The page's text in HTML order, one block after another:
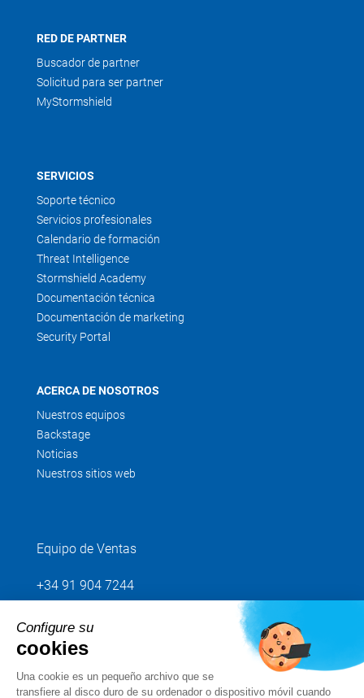
RED DE PARTNER
Buscador de partner
Solicitud para ser partner
MyStormshield
SERVICIOS
Soporte técnico
Servicios profesionales
Calendario de formación
Threat Intelligence
Stormshield Academy
Documentación técnica
Documentación de marketing
Security Portal
ACERCA DE NOSOTROS
Nuestros equipos
Backstage
Noticias
Nuestros sitios web
Equipo de Ventas
+34 91 904 7244
Envíenos su petición
Síganos
Configure su
cookies
Una cookie es un pequeño archivo que se
transfiere al disco duro de su ordenador o dispositivo móvil cuando